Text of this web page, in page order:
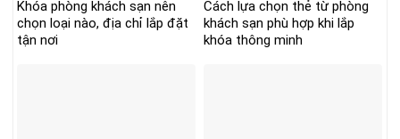
Khóa phòng khách sạn nên
chọn loại nào, địa chỉ lắp đặt
tận nơi
Cách lựa chọn thẻ từ phòng
khách sạn phù hợp khi lắp
khóa thông minh